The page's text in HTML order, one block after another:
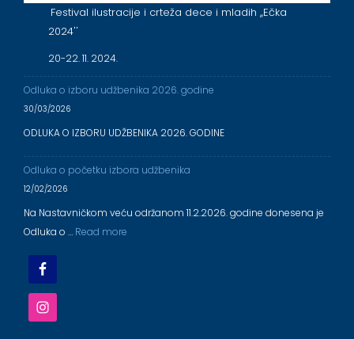
Festival ilustracije i crteža dece i mladih ,,Ečka
2024''
20-22. 11. 2024.
Odluka o izboru udžbenika 2026. godine
30/03/2026
ODLUKA O IZBORU UDŽBENIKA 2026. GODINE
Odluka o početku izbora udžbenika
12/02/2026
Na Nastavničkom veću održanom 11.2.2026. godine donesena je
Odluka o … Read more